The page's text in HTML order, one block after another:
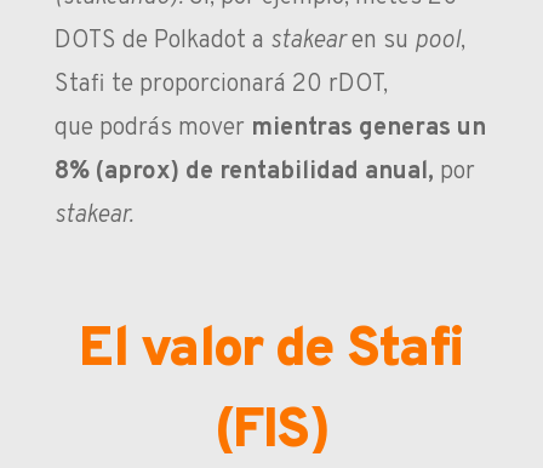
DOTS de Polkadot a stakearen su pool,
Stafi te proporcionará 20 rDOT,
que podrás mover mientras generas un
8% (aprox) de rentabilidad anual, por
stakear.
El valor de Stafi
(FIS)